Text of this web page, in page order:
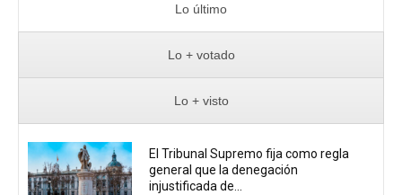
Lo último
Lo + votado
Lo + visto
El Tribunal Supremo fija como regla
general que la denegación
injustificada de...